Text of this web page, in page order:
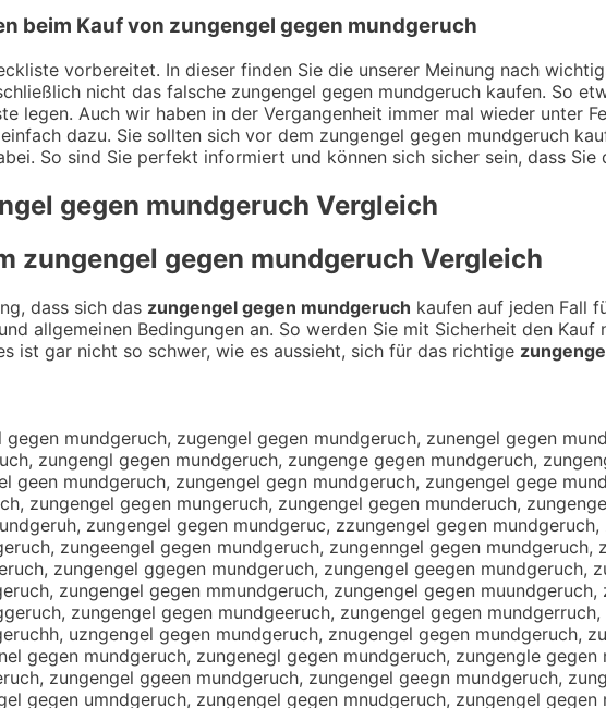
beim Kauf von zungengel gegen mundgeruch
vorbereitet. In dieser finden Sie die unserer Meinung nach
nicht das falsche zungengel gegen mundgeruch kaufen. So
legen. Auch wir haben in der Vergangenheit immer mal wieder unter
dazu. Sie sollten sich vor dem zungengel gegen mundgeruch
So sind Sie perfekt informiert und können sich sicher sein, dass Sie
gegen mundgeruch Vergleich
zungengel gegen mundgeruch Vergleich
dass sich das zungengel gegen mundgeruch kaufen auf jeden Fall
allgemeinen Bedingungen an. So werden Sie mit Sicherheit den
ist gar nicht so schwer, wie es aussieht, sich für das richtige
gegen mundgeruch, zubgengel gegen mundgeruch, zuggengel gegen mundgeruch, zuhgengel gegen mundgeruch, zujgengel gegen mundgeruch, zumgengel gegen mundgeruch, zunrengel gegen mundgeruch, zunfengel gegen mundgeruch, zunvengel gegen mundgeruch, zuntengel gegen mundgeruch, zunbengel gegen mundgeruch, zunyengel gegen mundgeruch, zunhengel gegen mundgeruch, zunnengel gegen mundgeruch, zungwngel gegen mundgeruch, zungsngel gegen mundgeruch, zungdngel gegen mundgeruch, zungfngel gegen mundgeruch, zungrngel gegen mundgeruch, zung3ngel gegen mundgeruch, zung4ngel gegen mundgeruch, zunge gel gegen mundgeruch, zungebgel gegen mundgeruch, zungeggel gegen mundgeruch, zungehgel gegen mundgeruch, zungejgel gegen mundgeruch, zungemgel gegen mundgeruch, zungenrel gegen mundgeruch, zungenfel gegen mundgeruch, zungenvel gegen mundgeruch, zungentel gegen mundgeruch, zungenbel gegen mundgeruch, zungenyel gegen mundgeruch, zungenhel gegen mundgeruch, zungennel gegen mundgeruch, zungengwl gegen mundgeruch, zungengsl gegen mundgeruch, zungengdl gegen mundgeruch, zungengfl gegen mundgeruch, zungengrl gegen mundgeruch, zungeng3l gegen mundgeruch, zungeng4l gegen mundgeruch, zungengep gegen mundgeruch, zungengeo gegen mundgeruch, zungengei gegen mundgeruch, zungengek gegen mundgeruch, zungengem gegen mundgeruch, zungengel regen mundgeruch, zungengel fegen mundgeruch, zungengel vegen mundgeruch, zungengel tegen mundgeruch, zungengel begen mundgeruch, zungengel yegen mundgeruch, zungengel hegen mundgeruch, zungengel negen mundgeruch, zungengel gwgen mundgeruch, zungengel gsgen mundgeruch, zungengel gdgen mundgeruch, zungengel gfgen mundgeruch, zungengel grgen mundgeruch, zungengel g3gen mundgeruch, zungengel g4gen mundgeruch, zungengel geren mundgeruch, zungengel gefen mundgeruch, zungengel geven mundgeruch, zungengel geten mundgeruch, zungengel geben mundgeruch, zungengel geyen mundgeruch, zungengel gehen mundgeruch, zungengel genen mundgeruch, zungengel gegwn mundgeruch, zungengel gegsn mundgeruch, zungengel gegdn mundgeruch, zungengel gegfn mundgeruch, zungengel gegrn mundgeruch, zungengel geg3n mundgeruch, zungengel geg4n mundgeruch, zungengel gege mundgeruch, zungengel gegeb mundgeruch, zungengel gegeg mundgeruch, zungengel gegeh mundgeruch, zungengel gegej mundgeruch, zungengel gegem mundgeruch, zungengel gegen undgeruch, zungengel gegen nundgeruch, zungengel gegen hundgeruch, zungengel gegen jundgeruch, zungengel gegen kundgeruch, zungengel gegen lundgeruch, zungengel gegen myndgeruch, zungengel gegen mhndgeruch, zungengel gegen mjndgeruch, zungengel gegen mkndgeruch, zungengel gegen mindgeruch, zungengel gegen m7ndgeruch, zungengel gegen m8ndgeruch, zungengel gegen mu dgeruch, zungengel gegen mubdgeruch, zungengel gegen mugdgeruch, zungengel gegen muhdgeruch, zungengel gegen mujdgeruch, zungengel gegen mumdgeruch, zungengel gegen munxgeruch, zungengel gegen munsgeruch, zungengel gegen munwgeruch, zungengel gegen munegeruch, zungengel gegen munrgeruch, zungengel gegen munfgeruch, zungengel gegen munvgeruch, zungengel gegen muncgeruch, zungengel gegen mundreruch, zungengel gegen mundferuch, zungengel gegen mundveruch, zungengel gegen mundteruch, zungengel gegen mundberuch, zungengel gegen mundyeruch, zungengel gegen mundheruch, zungengel gegen mundneruch, zungengel gegen mundgwruch, zungengel gegen mundgsruch, zungengel gegen mundgdruch, zungengel gegen mundgfruch, zungengel gegen mundgrruch, zungengel gegen mundg3ruch, zungengel gegen mundg4ruch, zungengel gegen mundgeeuch, zungengel gegen mundgeduch, zungengel gegen mundgefuch, zungengel gegen mundgeguch, zungengel gegen mundgetuch, zungengel gegen mundge4uch, zungengel gegen mundge5uch, zungengel gegen mundgerych, zungengel gegen mundgerhch, zungengel gegen mundgerjch, zungengel gegen mundgerkch, zungengel gegen mundgerich, zungengel gegen mundger7ch, zungengel gegen mundger8ch, zungengel gegen mundgeru h, zungengel gegen mundgeruxh, zungengel gegen mundgerush, zungengel gegen mundgerudh, zungengel gegen mundgerufh, zungengel gegen mundgeruvh, zungengel gegen mundgerucb, zungengel gegen mundgerucg, zungengel gegen mundgeruct, zungengel gegen mundgerucy, zungengel gegen mundgerucu, zungengel gegen